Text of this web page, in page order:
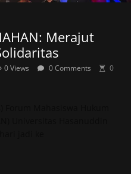
Merajut
0 Views 0 Comments
0